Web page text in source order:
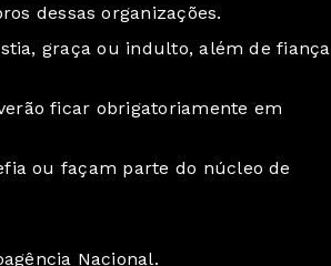
dessas organizações.
graça ou indulto, além de fiança
ficar obrigatoriamente em
ou façam parte do núcleo de
Nacional.